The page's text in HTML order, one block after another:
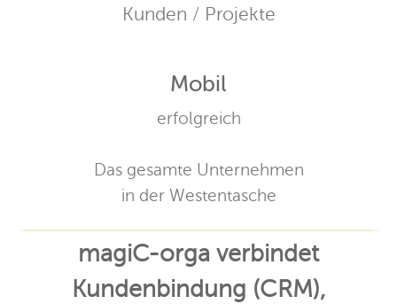
Kunden / Projekte
Mobil
erfolgreich
Das gesamte Unternehmen
in der Westentasche
magiC-orga verbindet
Kundenbindung (CRM),